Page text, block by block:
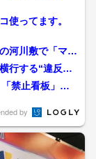
使ってます。
河川敷で「マナ
行する“違反バ
禁止看板」の
by